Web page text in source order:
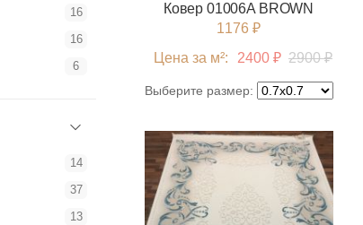
Ковер 01006A BROWN
1176 ₽
Цена за м²:
2400 ₽ 2900 ₽
Выберите размер:
16
16
6
14
37
13